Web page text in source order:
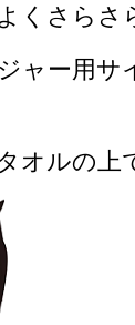
くさらさ
ャー用サ
オルの上